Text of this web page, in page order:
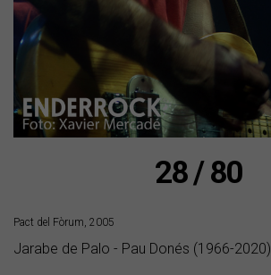
28 / 80
Pact del Fòrum, 2005
Jarabe de Palo - Pau Donés (1966-2020)